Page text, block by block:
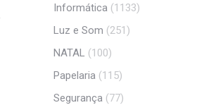
Informática (1133)
Luz e Som (251)
NATAL (100)
Papelaria (115)
Segurança (77)